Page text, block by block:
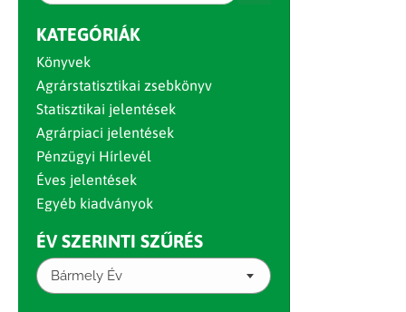
KATEGÓRIÁK
Könyvek
Agrárstatisztikai zsebkönyv
Statisztikai jelentések
Agrárpiaci jelentések
Pénzügyi Hírlevél
Éves jelentések
Egyéb kiadványok
ÉV SZERINTI SZŰRÉS
Bármely Év